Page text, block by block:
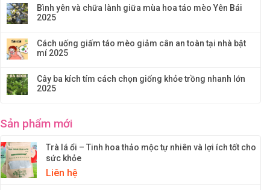
Bình yên và chữa lành giữa mùa hoa táo mèo Yên Bái
2025
Cách uống giấm táo mèo giảm cân an toàn tại nhà bật
mí 2025
Cây ba kích tím cách chọn giống khỏe trồng nhanh lớn
2025
Sản phẩm mới
Trà lá ổi – Tinh hoa thảo mộc tự nhiên và lợi ích tốt cho
sức khỏe
Liên hệ